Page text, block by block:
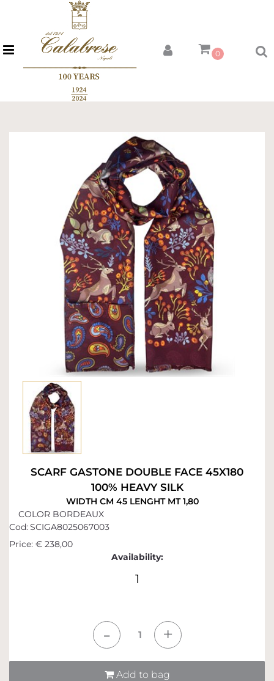
Open menu 0
SCARF GASTONE DOUBLE FACE 45X180
100% HEAVY SILK
WIDTH CM 45 LENGHT MT 1,80
COLOR BORDEAUX
Cod:SCIGA8025067003
Price: € 238,00
Availability:
1
Add to bag